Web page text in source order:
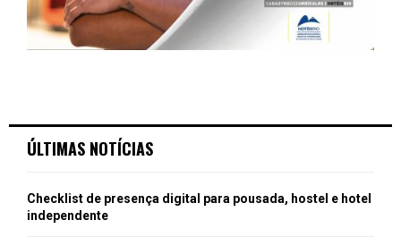
ÚLTIMAS NOTÍCIAS
Checklist de presença digital para pousada, hostel e hotel
independente